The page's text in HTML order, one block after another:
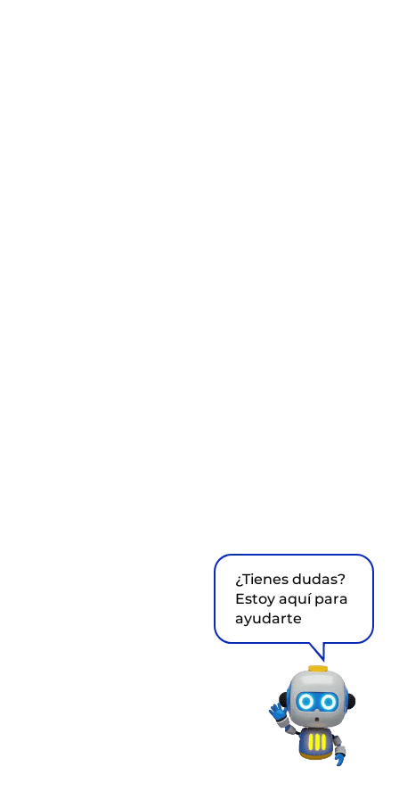
¿Tienes dudas?
Estoy aquí para
ayudarte